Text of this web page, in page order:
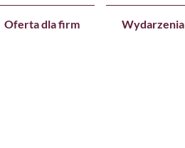
Oferta dla firm Wydarzenia